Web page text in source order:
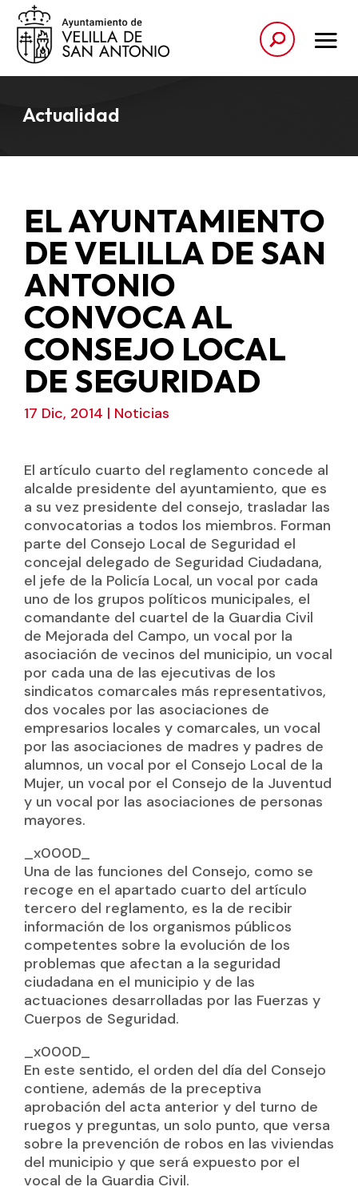
Actualidad
EL AYUNTAMIENTO
DE VELILLA DE SAN
ANTONIO
CONVOCA AL
CONSEJO LOCAL
DE SEGURIDAD
17 Dic, 2014 | Noticias
El artículo cuarto del reglamento concede al
alcalde presidente del ayuntamiento, que es
a su vez presidente del consejo, trasladar las
convocatorias a todos los miembros. Forman
parte del Consejo Local de Seguridad el
concejal delegado de Seguridad Ciudadana,
el jefe de la Policía Local, un vocal por cada
uno de los grupos políticos municipales, el
comandante del cuartel de la Guardia Civil
de Mejorada del Campo, un vocal por la
asociación de vecinos del municipio, un vocal
por cada una de las ejecutivas de los
sindicatos comarcales más representativos,
dos vocales por las asociaciones de
empresarios locales y comarcales, un vocal
por las asociaciones de madres y padres de
alumnos, un vocal por el Consejo Local de la
Mujer, un vocal por el Consejo de la Juventud
y un vocal por las asociaciones de personas
mayores.
_x000D_
Una de las funciones del Consejo, como se
recoge en el apartado cuarto del artículo
tercero del reglamento, es la de recibir
información de los organismos públicos
competentes sobre la evolución de los
problemas que afectan a la seguridad
ciudadana en el municipio y de las
actuaciones desarrolladas por las Fuerzas y
Cuerpos de Seguridad.
_x000D_
En este sentido, el orden del día del Consejo
contiene, además de la preceptiva
aprobación del acta anterior y del turno de
ruegos y preguntas, un solo punto, que versa
sobre la prevención de robos en las viviendas
del municipio y que será expuesto por el
vocal de la Guardia Civil.